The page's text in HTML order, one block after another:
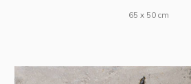
65 x 50 cm